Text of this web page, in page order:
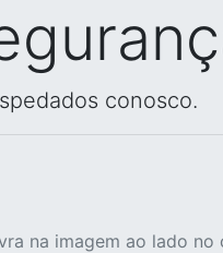
conosco.
na imagem ao lado no